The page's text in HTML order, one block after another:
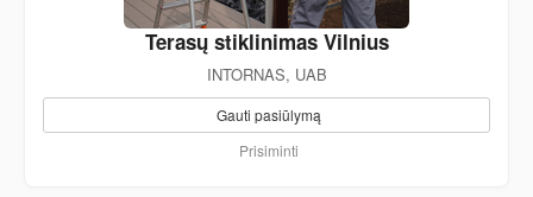
Terasų stiklinimas Vilnius
INTORNAS, UAB
Gauti pasiūlymą
Prisiminti